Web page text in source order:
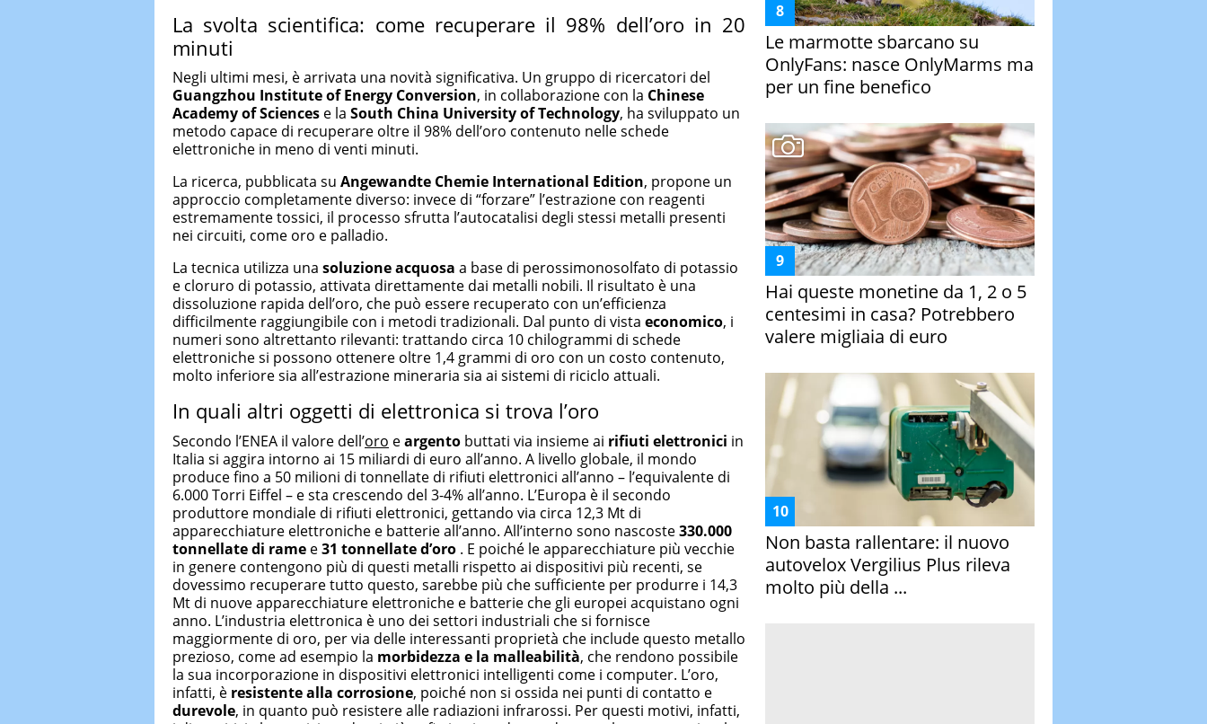
La svolta scientifica: come recuperare il 98% dell’oro in 20
minuti
Negli ultimi mesi, è arrivata una novità significativa. Un gruppo di ricercatori del
Guangzhou Institute of Energy Conversion, in collaborazione con la Chinese
Academy of Sciences e la South China University of Technology, ha sviluppato un
metodo capace di recuperare oltre il 98% dell’oro contenuto nelle schede
elettroniche in meno di venti minuti.
La ricerca, pubblicata su Angewandte Chemie International Edition, propone un
approccio completamente diverso: invece di “forzare” l’estrazione con reagenti
estremamente tossici, il processo sfrutta l’autocatalisi degli stessi metalli presenti
nei circuiti, come oro e palladio.
La tecnica utilizza una soluzione acquosa a base di perossimonosolfato di potassio
e cloruro di potassio, attivata direttamente dai metalli nobili. Il risultato è una
dissoluzione rapida dell’oro, che può essere recuperato con un’efficienza
difficilmente raggiungibile con i metodi tradizionali. Dal punto di vista economico, i
numeri sono altrettanto rilevanti: trattando circa 10 chilogrammi di schede
elettroniche si possono ottenere oltre 1,4 grammi di oro con un costo contenuto,
molto inferiore sia all’estrazione mineraria sia ai sistemi di riciclo attuali.
In quali altri oggetti di elettronica si trova l’oro
Secondo l’ENEA il valore dell’oro eargento buttati via insieme ai rifiuti elettronici in
Italia si aggira intorno ai 15 miliardi di euro all’anno. A livello globale, il mondo
produce fino a 50 milioni di tonnellate di rifiuti elettronici all’anno – l’equivalente di
6.000 Torri Eiffel – e sta crescendo del 3-4% all’anno. L’Europa è il secondo
produttore mondiale di rifiuti elettronici, gettando via circa 12,3 Mt di
apparecchiature elettroniche e batterie all’anno. All’interno sono nascoste330.000
tonnellate di rame e31 tonnellate d’oro . E poiché le apparecchiature più vecchie
in genere contengono più di questi metalli rispetto ai dispositivi più recenti, se
dovessimo recuperare tutto questo, sarebbe più che sufficiente per produrre i 14,3
Mt di nuove apparecchiature elettroniche e batterie che gli europei acquistano ogni
anno. L’industria elettronica è uno dei settori industriali che si fornisce
maggiormente di oro, per via delle interessanti proprietà che include questo metallo
prezioso, come ad esempio la morbidezza e la malleabilità, che rendono possibile
la sua incorporazione in dispositivi elettronici intelligenti come i computer. L’oro,
infatti, è resistente alla corrosione, poiché non si ossida nei punti di contatto e
durevole, in quanto può resistere alle radiazioni infrarossi. Per questi motivi, infatti,
Le marmotte sbarcano su
OnlyFans: nasce OnlyMarms ma
per un fine benefico
Hai queste monetine da 1, 2 o 5
centesimi in casa? Potrebbero
valere migliaia di euro
Non basta rallentare: il nuovo
autovelox Vergilius Plus rileva
molto più della ...